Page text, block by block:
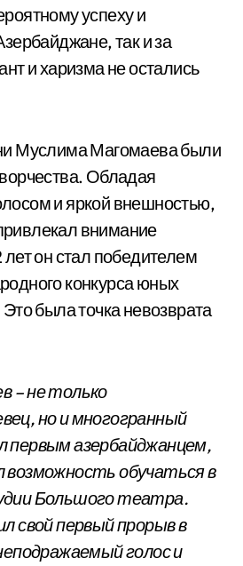
успеху и
так и за
и харизма не остались
Муслима Магомаева были
Обладая
и яркой внешностью,
внимание
он стал победителем
конкурса юных
была точка невозврата
– не только
но и многогранный
азербайджанцем,
возможность обучаться в
Большого театра.
свой первый прорыв в
голос и